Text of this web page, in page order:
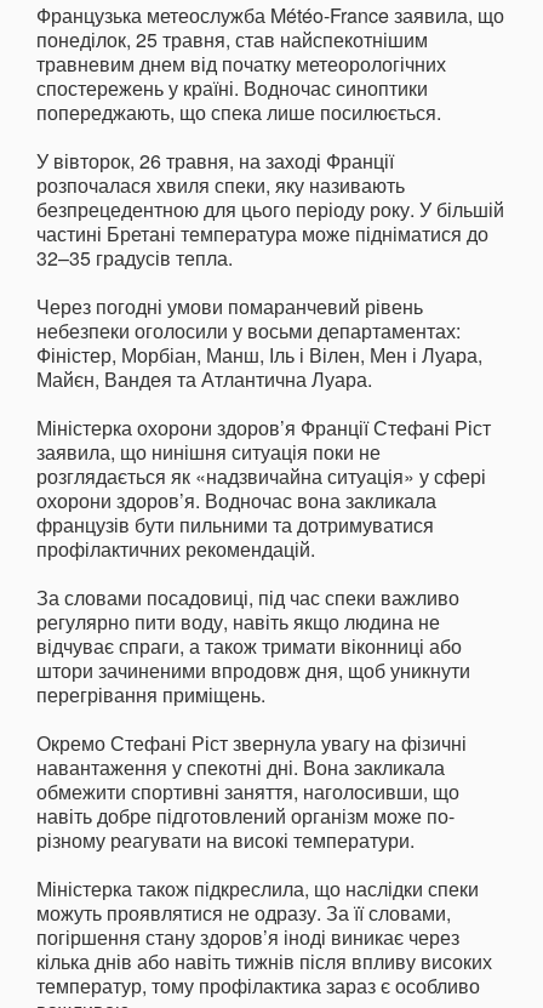
Французька метеослужба Météo-France заявила, що
понеділок, 25 травня, став найспекотнішим
травневим днем від початку метеорологічних
спостережень у країні. Водночас синоптики
попереджають, що спека лише посилюється.
У вівторок, 26 травня, на заході Франції
розпочалася хвиля спеки, яку називають
безпрецедентною для цього періоду року. У більшій
частині Бретані температура може підніматися до
32–35 градусів тепла.
Через погодні умови помаранчевий рівень
небезпеки оголосили у восьми департаментах:
Фіністер, Морбіан, Манш, Іль і Вілен, Мен і Луара,
Майєн, Вандея та Атлантична Луара.
Міністерка охорони здоров’я Франції Стефані Ріст
заявила, що нинішня ситуація поки не
розглядається як «надзвичайна ситуація» у сфері
охорони здоров’я. Водночас вона закликала
французів бути пильними та дотримуватися
профілактичних рекомендацій.
За словами посадовиці, під час спеки важливо
регулярно пити воду, навіть якщо людина не
відчуває спраги, а також тримати віконниці або
штори зачиненими впродовж дня, щоб уникнути
перегрівання приміщень.
Окремо Стефані Ріст звернула увагу на фізичні
навантаження у спекотні дні. Вона закликала
обмежити спортивні заняття, наголосивши, що
навіть добре підготовлений організм може по-
різному реагувати на високі температури.
Міністерка також підкреслила, що наслідки спеки
можуть проявлятися не одразу. За її словами,
погіршення стану здоров’я іноді виникає через
кілька днів або навіть тижнів після впливу високих
температур, тому профілактика зараз є особливо